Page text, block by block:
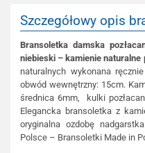
Szczegółowy opis
Bransoletka damska
niebieski – kamienie naturalne
naturalnych wykonana
obwód wewnętrzny: 15cm.
średnica 6mm, kulki
Elegancka bransoletka z
oryginalna ozdobę
Polsce – Bransoletki Made in